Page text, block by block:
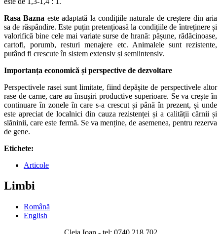
Rasa Bazna este adaptată la condițiile naturale de creștere din aria
sa de răspândire. Este puțin pretențioasă la condițiile de întreținere și
valorifică bine cele mai variate surse de hrană: pășune, rădăcinoase,
cartofi, porumb, resturi menajere etc. Animalele sunt rezistente,
putând fi crescute în sistem extensiv și semiintensiv.
Importanța economică și perspective de dezvoltare
Perspectivele rasei sunt limitate, fiind depășite de perspectivele altor
rase de carne, care au însușiri productive superioare. Se va crește în
continuare în zonele în care s-a crescut și până în prezent, și unde
este apreciat de localnici din cauza rezistenței și a calității cărnii și
slăninii, care este fermă. Se va menține, de asemenea, pentru rezerva
de gene.
Etichete:
Articole
Limbi
Română
English